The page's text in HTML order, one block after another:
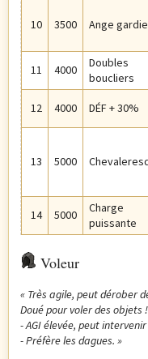
10 3500 Ange
11 4000
Doubles
boucliers
12 4000 DÉF + 30%
13 5000
14 5000
Charge
puissante
Voleur
« Très agile, peut dérober
Doué pour voler des objets !
- AGI élevée, peut
- Préfère les dagues. »